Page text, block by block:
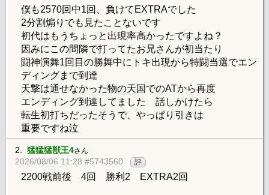
僕も2570回中1回、負けてEXTRAでした
2分割煽りでも見たことないです
初代はもうちょっと出現率高かったですよね？
因みにこの間隣で打ってたお兄さんが初当たり
闘神演舞1回目の勝舞中にトキ出現から特闘当選でエン
ディングまで到達
天撃は通せなかった物の天国でのATから再度
エンディング到達してました 話しかけたら
転生初打ちだったそうで、やっぱり引きは
重要ですね泣
2. 猛猛猛獣王4さん
2026/08/06 11:28 #5743560 評
2200戦前後 4回 勝利2 EXTRA2回